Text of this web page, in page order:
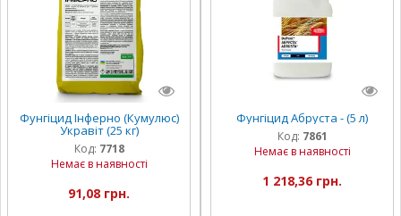
Фунгіцид Інферно (Кумулюс)
Укравіт (25 кг)
Код: 7718
Немає в наявності
91,08 грн.
Фунгіцид Абруста - (5 л)
Код: 7861
Немає в наявності
1 218,36 грн.